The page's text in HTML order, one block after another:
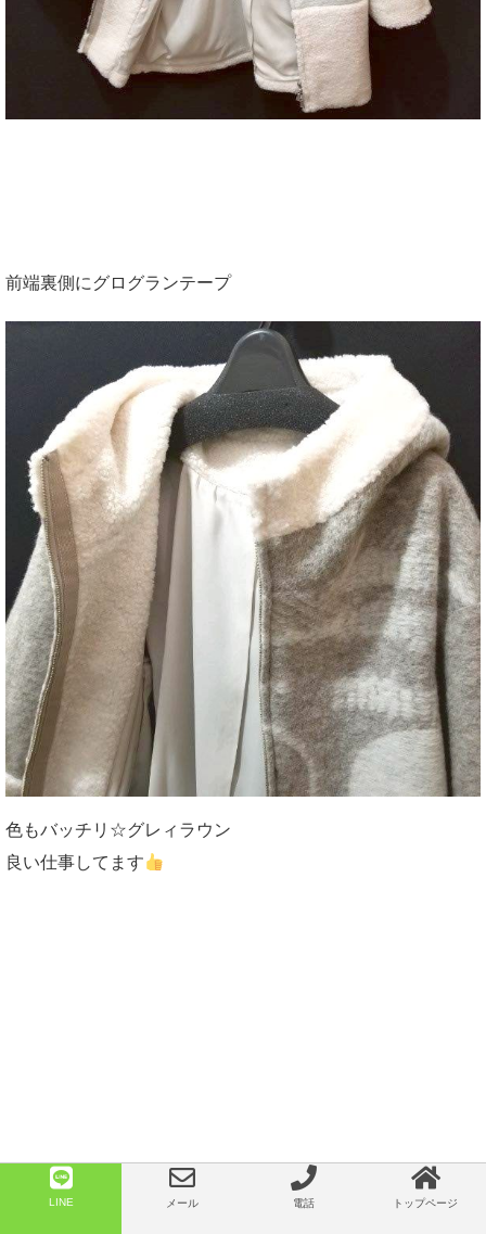
前端裏側にグログランテープ
色もバッチリ☆グレィラウン
良い仕事してます
LINE メール 電話 トップページ